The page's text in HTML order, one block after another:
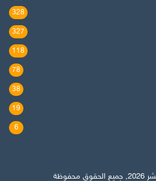
328
327
118
78
38
19
6